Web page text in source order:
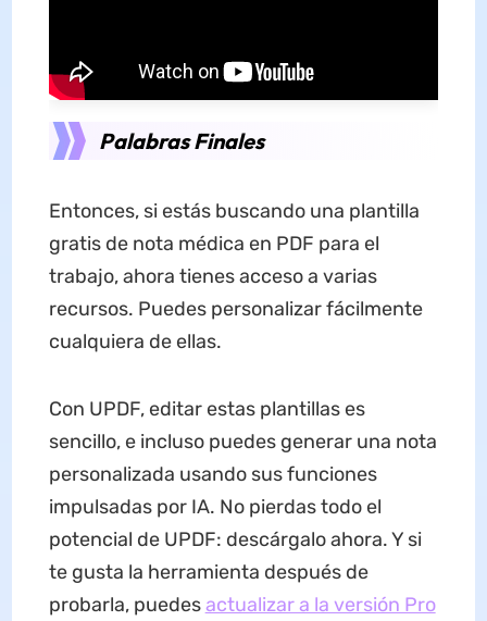
Palabras Finales
Entonces, si estás buscando una plantilla
gratis de nota médica en PDF para el
trabajo, ahora tienes acceso a varias
recursos. Puedes personalizar fácilmente
cualquiera de ellas.
Con UPDF, editar estas plantillas es
sencillo, e incluso puedes generar una nota
personalizada usando sus funciones
impulsadas por IA. No pierdas todo el
potencial de UPDF: descárgalo ahora. Y si
te gusta la herramienta después de
probarla, puedesactualizar a la versión Pro